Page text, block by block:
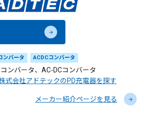
ンバータ ACDCコンバータ
ンバータ、AC-DCコンバータ
式会社アドテックのPD充電器を探す
メーカー紹介ページを見る